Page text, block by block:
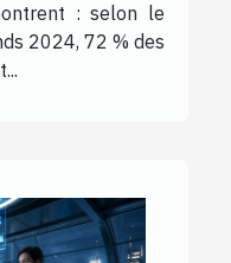
: selon le
2024, 72 % des